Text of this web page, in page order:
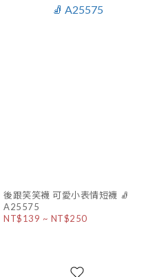
後跟笑笑襪 可愛小表情短襪 🧦
A25575
NT$139 ~ NT$250